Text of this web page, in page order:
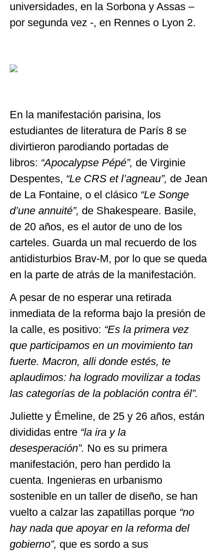
universidades, en la Sorbona y Assas –
por segunda vez -, en Rennes o Lyon 2.
En la manifestación parisina, los
estudiantes de literatura de París 8 se
divirtieron parodiando portadas de
libros: “Apocalypse Pépé”, de Virginie
Despentes, “Le CRS et l’agneau”, de Jean
de La Fontaine, o el clásico “Le Songe
d’une annuité”, de Shakespeare. Basile,
de 20 años, es el autor de uno de los
carteles. Guarda un mal recuerdo de los
antidisturbios Brav-M, por lo que se queda
en la parte de atrás de la manifestación.
A pesar de no esperar una retirada
inmediata de la reforma bajo la presión de
la calle, es positivo: “Es la primera vez
que participamos en un movimiento tan
fuerte. Macron, alli donde estés, te
aplaudimos: ha logrado movilizar a todas
las categorías de la población contra él”.
Juliette y Émeline, de 25 y 26 años, están
divididas entre “la ira y la
desesperación”. No es su primera
manifestación, pero han perdido la
cuenta. Ingenieras en urbanismo
sostenible en un taller de diseño, se han
vuelto a calzar las zapatillas porque “no
hay nada que apoyar en la reforma del
gobierno”, que es sordo a sus